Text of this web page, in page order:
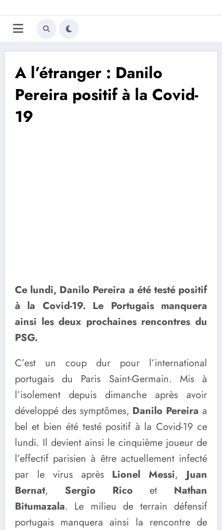
au
contenu
Trivela
L'actualité du football
A l’étranger : Danilo
Pereira positif à la Covid-
19
Ce lundi, Danilo Pereira a été testé positif
à la Covid-19. Le Portugais manquera
ainsi les deux prochaines rencontres du
PSG.
C’est un coup dur pour l’international
portugais du Paris Saint-Germain. Mis à
l’isolement depuis dimanche après avoir
développé des symptômes, Danilo Pereira a
bel et bien été testé positif à la Covid-19 ce
lundi. Il devient ainsi le cinquième joueur de
l’effectif parisien à être actuellement infecté
par le virus après Lionel Messi,Juan
Bernat, Sergio Rico et Nathan
Bitumazala. Le milieu de terrain défensif
portugais manquera ainsi la rencontre de